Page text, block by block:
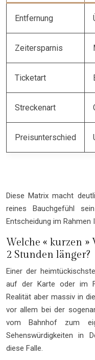
Entfernung
Zeitersparnis
Ticketart
Streckenart
Preisunterschied
Diese Matrix macht
reines Bauchgefühl
Entscheidung im
Welche « kurzen
2 Stunden länger?
Einer der
auf der Karte oder im
Realität aber massiv in
vor allem bei der
vom Bahnhof zum
Sehenswürdigkeiten in
diese Falle.